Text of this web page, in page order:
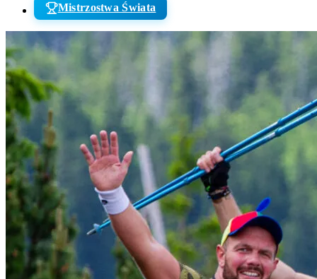
Mistrzostwa Świata